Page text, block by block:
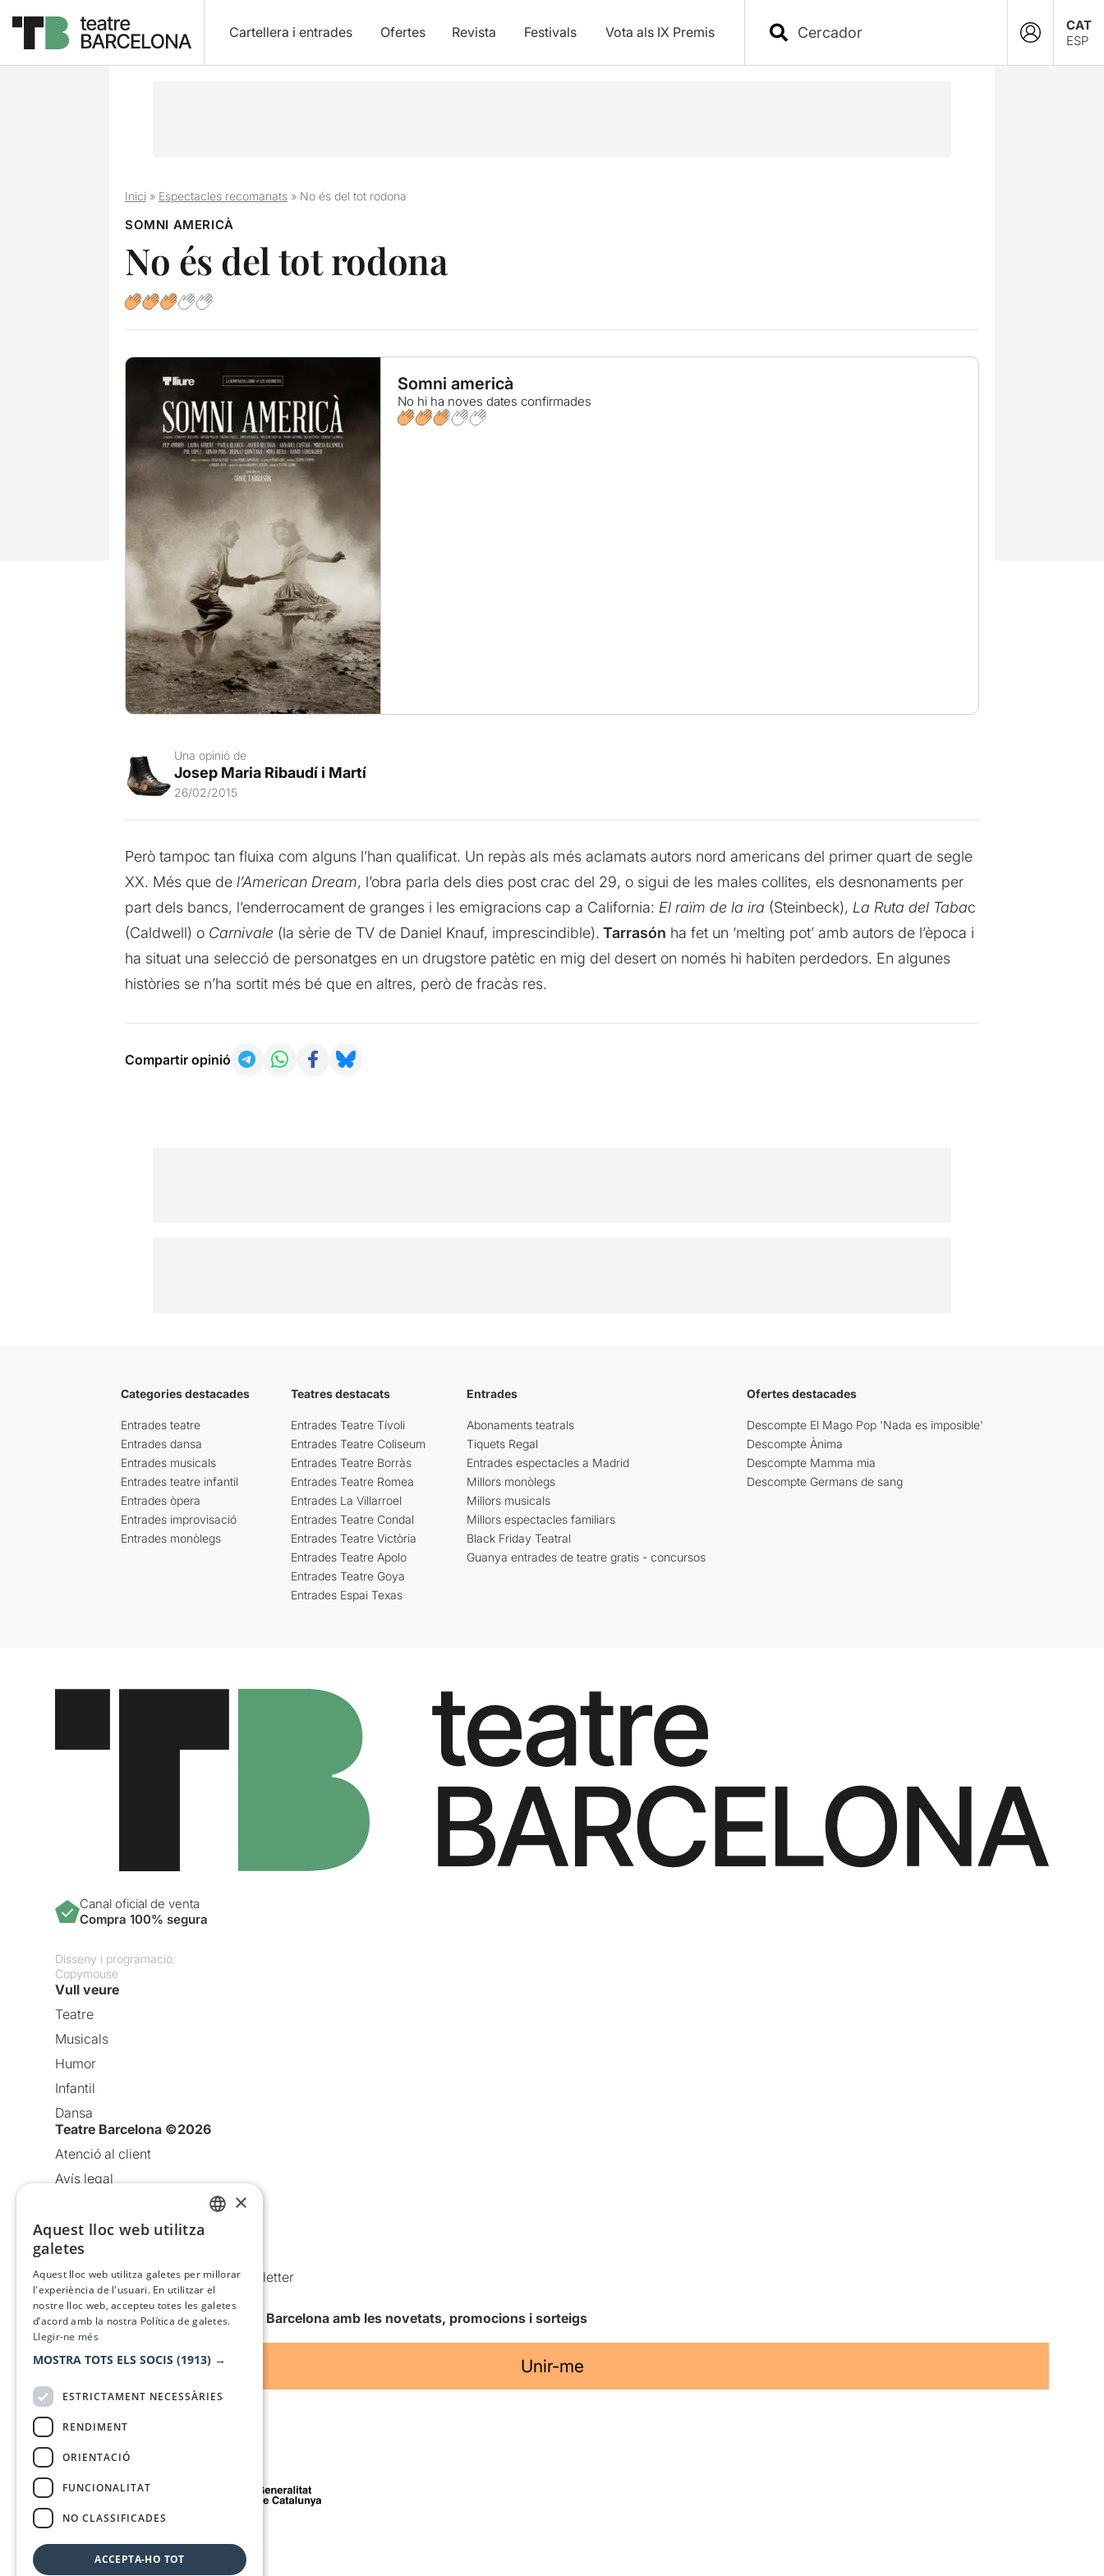
Cartellera i entrades Ofertes Revista Festivals Vota als IX Premis
CAT
ESP
Inici» Espectacles recomanats» No és del tot rodona
SOMNI AMERICÀ
No és del tot rodona
Somni americà
No hi ha noves dates confirmades
Una opinió de
Josep Maria Ribaudí i Martí
26/02/2015
Però tampoc tan fluixa com alguns l’han qualificat. Un repàs als més aclamats autors nord americans del primer quart de segle
XX. Més que de l’American Dream, l’obra parla dels dies post crac del 29, o sigui de les males collites, els desnonaments per
part dels bancs, l’enderrocament de granges i les emigracions cap a California: El raïm de la ira (Steinbeck), La Ruta del Tabac
(Caldwell) o Carnivale (la sèrie de TV de Daniel Knauf, imprescindible). Tarrasón ha fet un ‘melting pot’ amb autors de l’època i
ha situat una selecció de personatges en un drugstore patètic en mig del desert on només hi habiten perdedors. En algunes
històries se n’ha sortit més bé que en altres, però de fracàs res.
Compartir opinió
Categories destacades
Entrades teatre
Entrades dansa
Entrades musicals
Entrades teatre infantil
Entrades òpera
Entrades improvisació
Entrades monòlegs
Teatres destacats
Entrades Teatre Tívoli
Entrades Teatre Coliseum
Entrades Teatre Borràs
Entrades Teatre Romea
Entrades La Villarroel
Entrades Teatre Condal
Entrades Teatre Victòria
Entrades Teatre Apolo
Entrades Teatre Goya
Entrades Espai Texas
Entrades
Abonaments teatrals
Tiquets Regal
Entrades espectacles a Madrid
Millors monòlegs
Millors musicals
Millors espectacles familiars
Black Friday Teatral
Guanya entrades de teatre gratis - concursos
Ofertes destacades
Descompte El Mago Pop 'Nada es imposible'
Descompte Ànima
Descompte Mamma mia
Descompte Germans de sang
Canal oficial de venta
Compra 100% segura
Disseny i programació:
Copymouse
Vull veure
Teatre
Musicals
Humor
Infantil
Dansa
Teatre Barcelona ©2026
Atenció al client
Avís legal
Política de cookies
Condicions d’ús
Comunicacions comercials i Newsletter
Anuncia’t
Vull rebre la newsletter de Teatre Barcelona amb les novetats, promocions i sorteigs
Unir-me
Amb el suport de
Mitjà de comunicació associat a
×
Aquest lloc web utilitza
galetes
Aquest lloc web utilitza galetes per millorar
l'experiència de l'usuari. En utilitzar el
nostre lloc web, accepteu totes les galetes
d’acord amb la nostra Política de galetes.
Llegir-ne més
MOSTRA TOTS ELS SOCIS (1913) →
ESTRICTAMENT NECESSÀRIES
RENDIMENT
ORIENTACIÓ
FUNCIONALITAT
NO CLASSIFICADES
ACCEPTA-HO TOT